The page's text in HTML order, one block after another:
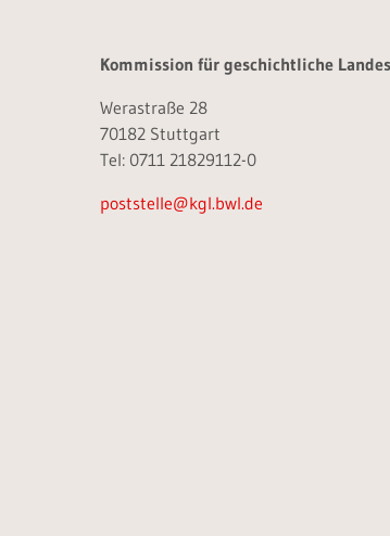
Kommission für geschichtliche
Werastraße 28
70182 Stuttgart
Tel: 0711 21829112-0
poststelle@kgl.bwl.de